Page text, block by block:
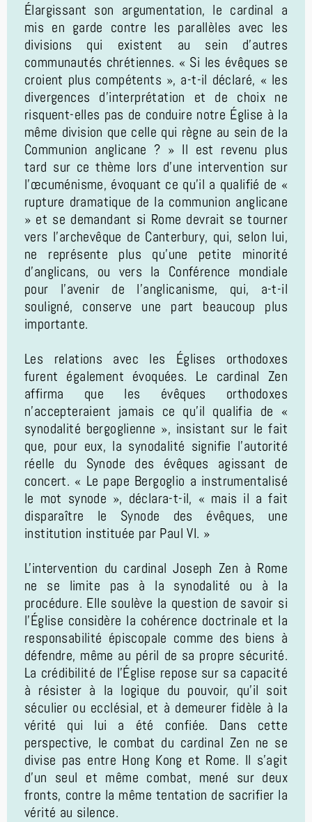
Élargissant son argumentation, le cardinal a
mis en garde contre les parallèles avec les
divisions qui existent au sein d'autres
communautés chrétiennes. « Si les évêques se
croient plus compétents », a-t-il déclaré, « les
divergences d'interprétation et de choix ne
risquent-elles pas de conduire notre Église à la
même division que celle qui règne au sein de la
Communion anglicane ? » Il est revenu plus
tard sur ce thème lors d'une intervention sur
l'œcuménisme, évoquant ce qu'il a qualifié de «
rupture dramatique de la communion anglicane
» et se demandant si Rome devrait se tourner
vers l'archevêque de Canterbury, qui, selon lui,
ne représente plus qu'une petite minorité
d'anglicans, ou vers la Conférence mondiale
pour l'avenir de l'anglicanisme, qui, a-t-il
souligné, conserve une part beaucoup plus
importante.
Les relations avec les Églises orthodoxes
furent également évoquées. Le cardinal Zen
affirma que les évêques orthodoxes
n'accepteraient jamais ce qu'il qualifia de «
synodalité bergoglienne », insistant sur le fait
que, pour eux, la synodalité signifie l'autorité
réelle du Synode des évêques agissant de
concert. « Le pape Bergoglio a instrumentalisé
le mot synode », déclara-t-il, « mais il a fait
disparaître le Synode des évêques, une
institution instituée par Paul VI. »
L'intervention du cardinal Joseph Zen à Rome
ne se limite pas à la synodalité ou à la
procédure. Elle soulève la question de savoir si
l'Église considère la cohérence doctrinale et la
responsabilité épiscopale comme des biens à
défendre, même au péril de sa propre sécurité.
La crédibilité de l'Église repose sur sa capacité
à résister à la logique du pouvoir, qu'il soit
séculier ou ecclésial, et à demeurer fidèle à la
vérité qui lui a été confiée. Dans cette
perspective, le combat du cardinal Zen ne se
divise pas entre Hong Kong et Rome. Il s'agit
d'un seul et même combat, mené sur deux
fronts, contre la même tentation de sacrifier la
vérité au silence.